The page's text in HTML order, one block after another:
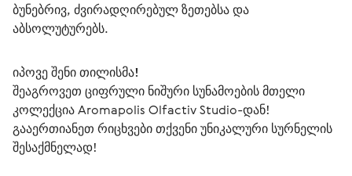
ბუნებრივ, ძვირადღირებულ ზეთებსა და
აბსოლუტურებს.
იპოვე შენი თილისმა!
შეაგროვეთ ციფრული ნიშური სუნამოების მთელი
კოლექცია Aromapolis Olfactiv Studio-დან!
გააერთიანეთ რიცხვები თქვენი უნიკალური სურნელის
შესაქმნელად!